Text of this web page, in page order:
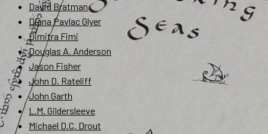
David Bratman
Diana Pavlac Glyer
Dimitra Fimi
Douglas A. Anderson
Jason Fisher
John D. Rateliff
John Garth
L.M. Gildersleeve
Michael D.C. Drout